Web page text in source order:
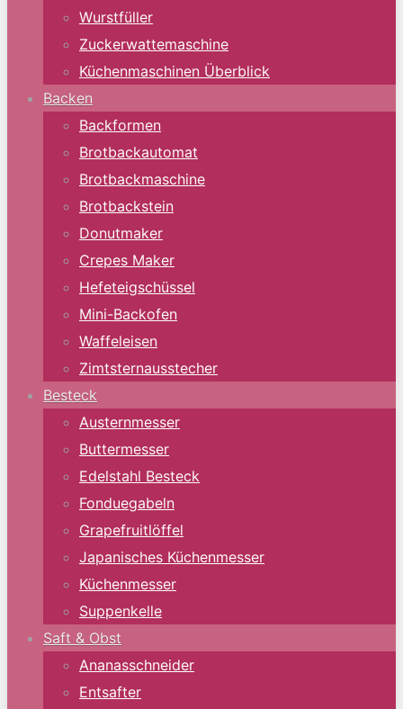
Wurstfüller
Zuckerwattemaschine
Küchenmaschinen Überblick
Backen
Backformen
Brotbackautomat
Brotbackmaschine
Brotbackstein
Donutmaker
Crepes Maker
Hefeteigschüssel
Mini-Backofen
Waffeleisen
Zimtsternausstecher
Besteck
Austernmesser
Buttermesser
Edelstahl Besteck
Fonduegabeln
Grapefruitlöffel
Japanisches Küchenmesser
Küchenmesser
Suppenkelle
Saft & Obst
Ananasschneider
Entsafter